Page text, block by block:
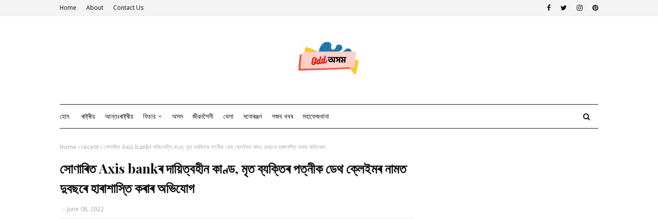
Home About Contact Us
হোম ৰাষ্ট্ৰীয় আন্তঃৰাষ্ট্ৰীয় ফিচার অসম জীৱনশৈলী খেলা মনোৰঞ্জন গজব খবৰ মহাফেজখানা
Home recent সোণাৰিত Axis bankৰ দায়িত্বহীন কাণ্ড, মৃত ব্যক্তিৰ পত্নীক ডেথ ক্লেইমৰ নামত দুবছৰে হাৰাশাস্তি কৰাৰ অভিযোগ
সোণাৰিত Axis bankৰ দায়িত্বহীন কাণ্ড, মৃত ব্যক্তিৰ পত্নীক ডেথ ক্লেইমৰ নামত
দুবছৰে হাৰাশাস্তি কৰাৰ অভিযোগ
- June 08, 2022